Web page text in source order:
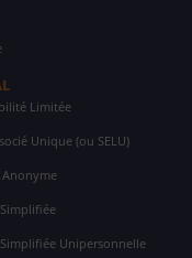
Limitée
Unique (ou SELU)
Anonyme
Unipersonnelle